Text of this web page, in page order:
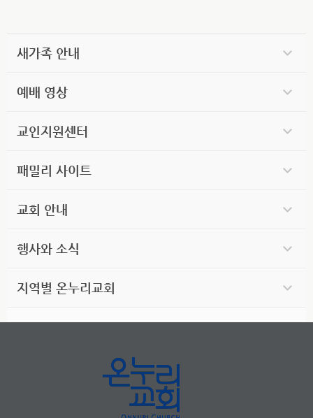
새가족 안내
예배 영상
교인지원센터
패밀리 사이트
교회 안내
행사와 소식
지역별 온누리교회